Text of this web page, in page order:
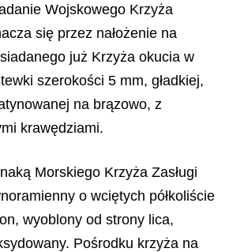
Wojskowego Krzyża
się przez nałożenie na
już Krzyża okucia w
szerokości 5 mm, gładkiej,
na brązowo, z
krawędziami.
Morskiego Krzyża Zasługi
o wciętych półkoliście
wyoblony od strony lica,
Pośrodku krzyża na